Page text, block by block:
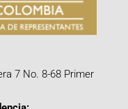
7 No. 8-68 Primer